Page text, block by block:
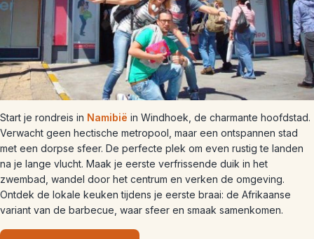
Start je rondreis in Namibië in Windhoek, de charmante hoofdstad.
Verwacht geen hectische metropool, maar een ontspannen stad
met een dorpse sfeer. De perfecte plek om even rustig te landen
na je lange vlucht. Maak je eerste verfrissende duik in het
zwembad, wandel door het centrum en verken de omgeving.
Ontdek de lokale keuken tijdens je eerste braai: de Afrikaanse
variant van de barbecue, waar sfeer en smaak samenkomen.